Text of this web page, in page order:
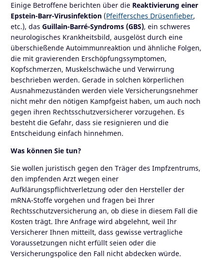
Einige Betroffene berichten über die Reaktivierung einer
Epstein-Barr-Virusinfektion (Pfeiffersches Drüsenfieber,
etc.), dasGuillain-Barré-Syndroms (GBS), ein schweres
neurologisches Krankheitsbild, ausgelöst durch eine
überschießende Autoimmunreaktion und ähnliche Folgen,
die mit gravierenden Erschöpfungssymptomen,
Kopfschmerzen, Muskelschwäche und Verwirrung
beschrieben werden. Gerade in solchen körperlichen
Ausnahmezuständen werden viele Versicherungsnehmer
nicht mehr den nötigen Kampfgeist haben, um auch noch
gegen ihren Rechtsschutzversicherer vorzugehen. Es
besteht die Gefahr, dass sie resignieren und die
Entscheidung einfach hinnehmen.
Was können Sie tun?
Sie wollen juristisch gegen den Träger des Impfzentrums,
den impfenden Arzt wegen einer
Aufklärungspflichtverletzung oder den Hersteller der
mRNA-Stoffe vorgehen und fragen bei Ihrer
Rechtsschutzversicherung an, ob diese in diesem Fall die
Kosten trägt. Ihre Anfrage wird abgelehnt, weil Ihr
Versicherer Ihnen mitteilt, dass gewisse vertragliche
Voraussetzungen nicht erfüllt seien oder die
Versicherungspolice den Fall nicht abdecken würde.